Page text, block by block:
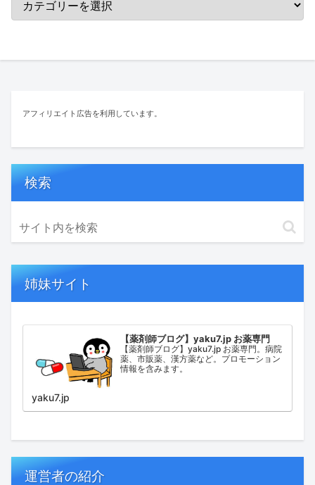
アフィリエイト広告を利用しています。
検索
姉妹サイト
【薬剤師ブログ】yaku7.jp お薬専門
【薬剤師ブログ】yaku7.jp お薬専門。病院
薬、市販薬、漢方薬など。プロモーション
情報を含みます。
yaku7.jp
運営者の紹介